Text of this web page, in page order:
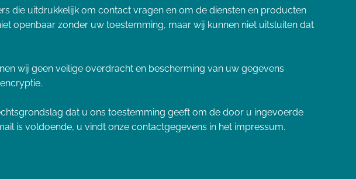
die uitdrukkelijk om contact vragen en om de diensten en producten
openbaar zonder uw toestemming, maar wij kunnen niet uitsluiten dat
wij geen veilige overdracht en bescherming van uw gegevens
dat u ons toestemming geeft om de door u ingevoerde
is voldoende, u vindt onze contactgegevens in het impressum.